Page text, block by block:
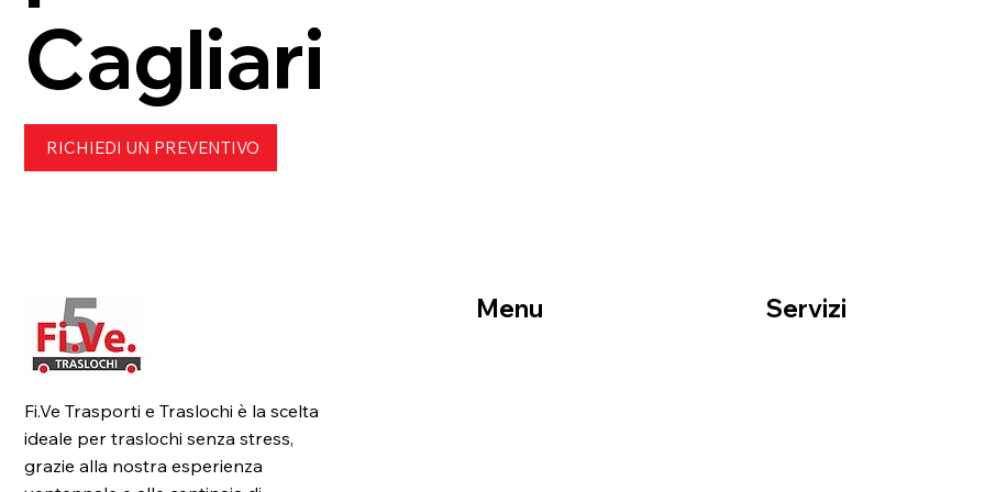
Cagliari
RICHIEDI UN PREVENTIVO
Fi.Ve Trasporti e Traslochi è la scelta
ideale per traslochi senza stress,
grazie alla nostra esperienza
Menu Servizi